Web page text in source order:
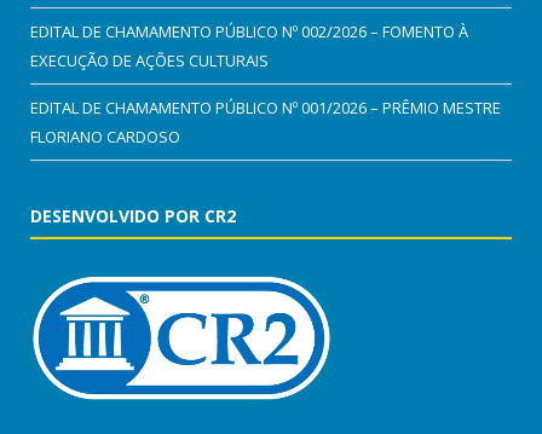
EDITAL DE CHAMAMENTO PÚBLICO Nº 002/2026 – FOMENTO À
EXECUÇÃO DE AÇÕES CULTURAIS
EDITAL DE CHAMAMENTO PÚBLICO Nº 001/2026 – PRÊMIO MESTRE
FLORIANO CARDOSO
DESENVOLVIDO POR CR2